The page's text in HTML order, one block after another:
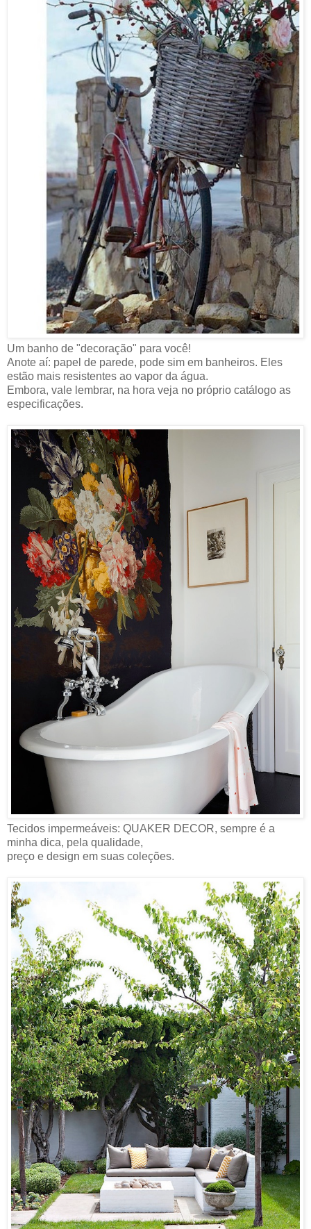
Um banho de "decoração" para você!
Anote aí: papel de parede, pode sim em banheiros. Eles
estão mais resistentes ao vapor da água.
Embora, vale lembrar, na hora veja no próprio catálogo as
especificações.
Tecidos impermeáveis: QUAKER DECOR, sempre é a
minha dica, pela qualidade,
preço e design em suas coleções.